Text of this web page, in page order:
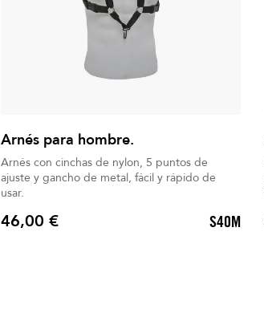
Arnés para hombre.
Arnés con cinchas de nylon, 5 puntos de
ajuste y gancho de metal, fácil y rápido de
usar.
Precio
46,00 € S40M